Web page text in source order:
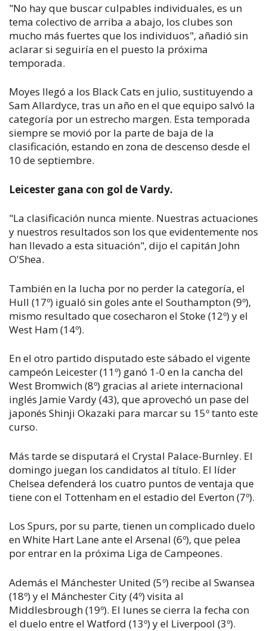
"No hay que buscar culpables individuales, es un
tema colectivo de arriba a abajo, los clubes son
mucho más fuertes que los individuos", añadió sin
aclarar si seguiría en el puesto la próxima
temporada.
Moyes llegó a los Black Cats en julio, sustituyendo a
Sam Allardyce, tras un año en el que equipo salvó la
categoría por un estrecho margen. Esta temporada
siempre se movió por la parte de baja de la
clasificación, estando en zona de descenso desde el
10 de septiembre.
Leicester gana con gol de Vardy.
"La clasificación nunca miente. Nuestras actuaciones
y nuestros resultados son los que evidentemente nos
han llevado a esta situación", dijo el capitán John
O'Shea.
También en la lucha por no perder la categoría, el
Hull (17º) igualó sin goles ante el Southampton (9º),
mismo resultado que cosecharon el Stoke (12º) y el
West Ham (14º).
En el otro partido disputado este sábado el vigente
campeón Leicester (11º) ganó 1-0 en la cancha del
West Bromwich (8º) gracias al ariete internacional
inglés Jamie Vardy (43), que aprovechó un pase del
japonés Shinji Okazaki para marcar su 15º tanto este
curso.
Más tarde se disputará el Crystal Palace-Burnley. El
domingo juegan los candidatos al título. El líder
Chelsea defenderá los cuatro puntos de ventaja que
tiene con el Tottenham en el estadio del Everton (7º).
Los Spurs, por su parte, tienen un complicado duelo
en White Hart Lane ante el Arsenal (6º), que pelea
por entrar en la próxima Liga de Campeones.
Además el Mánchester United (5º) recibe al Swansea
(18º) y el Mánchester City (4º) visita al
Middlesbrough (19º). El lunes se cierra la fecha con
el duelo entre el Watford (13º) y el Liverpool (3º).